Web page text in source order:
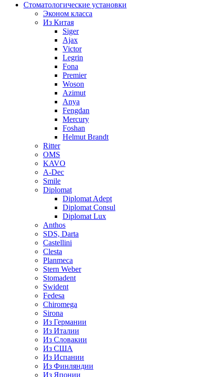
Стоматологические установки
Эконом класса
Из Китая
Siger
Ajax
Victor
Legrin
Fona
Premier
Woson
Azimut
Anya
Fengdan
Mercury
Foshan
Helmut Brandt
Ritter
OMS
KAVO
A-Dec
Smile
Diplomat
Diplomat Adept
Diplomat Consul
Diplomat Lux
Anthos
SDS, Darta
Castellini
Clesta
Planmeca
Stern Weber
Stomadent
Swident
Fedesa
Chiromega
Sirona
Из Германии
Из Италии
Из Словакии
Из США
Из Испании
Из Финляндии
Из Японии